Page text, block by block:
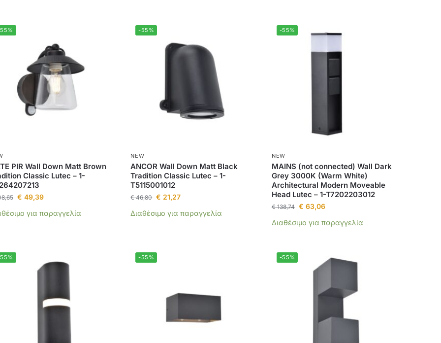
PIR Wall Down Matt Brown
Classic Lutec – 1-
€ 49,39
για παραγγελία
-55%
NEW
ANCOR Wall Down Matt Black
Tradition Classic Lutec – 1-
T5115001012
€46,80 € 21,27
Διαθέσιμο για παραγγελία
-55%
NEW
MAINS (not connected) Wall Dark
Grey 3000K (Warm White)
Architectural Modern Moveable
Head Lutec – 1-T7202203012
€138,74 € 63,06
Διαθέσιμο για παραγγελία
-55% -55%